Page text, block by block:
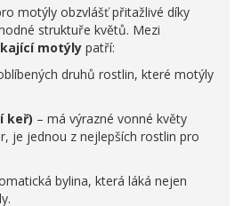
motýly obzvlášť přitažlivé díky
struktuře květů. Mezi
motýly patří:
druhů rostlin, které motýly
keř) – má výrazné vonné květy
je jednou z nejlepších rostlin pro
bylina, která láká nejen